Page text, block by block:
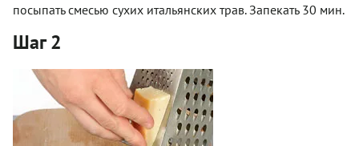
посыпать смесью сухих итальянских трав. Запекать 30 мин.
Шаг 2